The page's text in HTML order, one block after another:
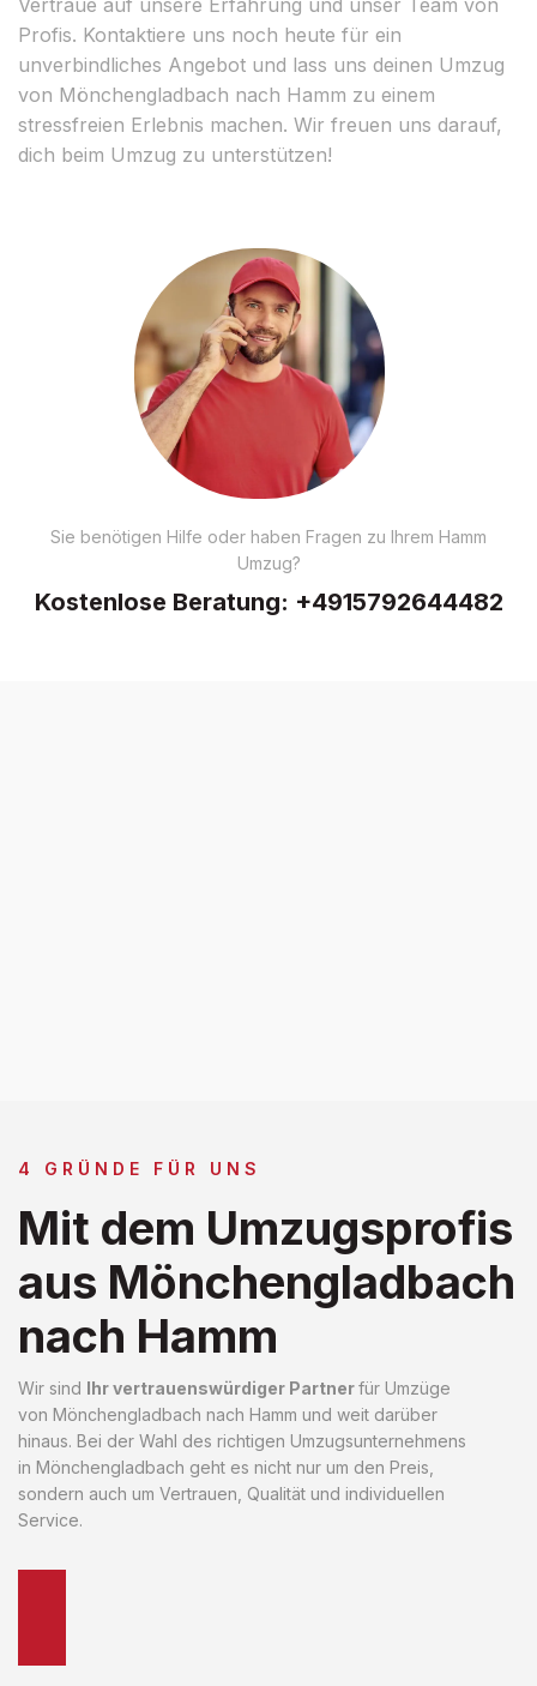
Profis. Kontaktiere uns noch heute für ein
unverbindliches Angebot und lass uns deinen Umzug
von Mönchengladbach nach Hamm zu einem
stressfreien Erlebnis machen. Wir freuen uns darauf,
dich beim Umzug zu unterstützen!
Sie benötigen Hilfe oder haben Fragen zu Ihrem Hamm
Umzug?
Kostenlose Beratung: +4915792644482
4 GRÜNDE FÜR UNS
Mit dem Umzugsprofis
aus Mönchengladbach
nach Hamm
Wir sind Ihr vertrauenswürdiger Partnerfür Umzüge
von Mönchengladbach nach Hamm und weit darüber
hinaus. Bei der Wahl des richtigen Umzugsunternehmens
in Mönchengladbach geht es nicht nur um den Preis,
sondern auch um Vertrauen, Qualität und individuellen
Service.